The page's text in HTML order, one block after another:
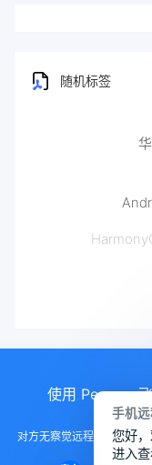
随机标签
使用 Pegasus
对方无察觉远程控制手机，
手机
您好
进入